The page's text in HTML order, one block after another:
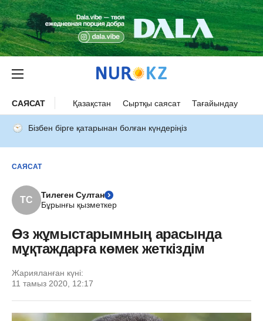
САЯСАТ Қазақстан Сыртқы саясат Тағайындау
Бізбен бірге қатарынан болған күндеріңіз
САЯСАТ
ТС
Тилеген Султан
Бұрынғы қызметкер
Өз жұмыстарымның арасында
мұқтаждарға көмек жеткіздім
Жарияланған күні:
11 тамыз 2020, 12:17